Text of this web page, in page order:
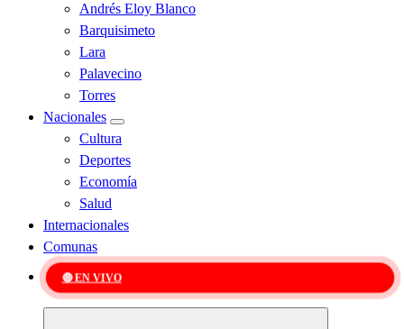
Andrés Eloy Blanco
Barquisimeto
Lara
Palavecino
Torres
Nacionales
Cultura
Deportes
Economía
Salud
Internacionales
Comunas
🔴 EN VIVO